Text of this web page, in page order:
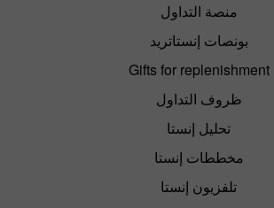
منصة التداول
بونصات إنستاتريد
Gifts for replenishment
ظروف التداول
تحليل إنستا
مخططات إنستا
تلفزيون إنستا